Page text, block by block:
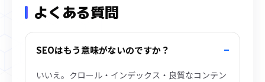
よくある質問
SEOはもう意味がないのですか？
いいえ。クロール・インデックス・良質なコンテン